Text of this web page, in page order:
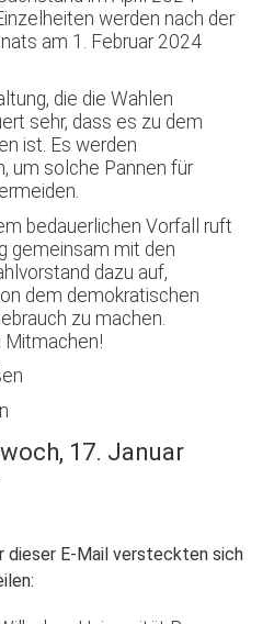
werden nach der
am 1. Februar 2024
die die Wahlen
sehr, dass es zu dem
ist. Es werden
um solche Pannen für
bedauerlichen Vorfall ruft
gemeinsam mit den
dazu auf,
dem demokratischen
zu machen.
Mitmachen!
17. Januar
dieser E-Mail versteckten sich